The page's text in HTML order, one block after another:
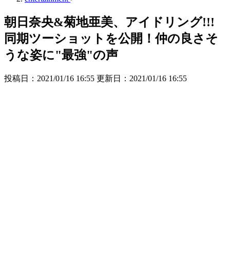
朝日奈央&菊地亜美、アイドリング!!!
同期ツーショットを公開！仲の良さそ
うな姿に"最強"の声
投稿日：2021/01/16 16:55 更新日： 2021/01/16 16:55